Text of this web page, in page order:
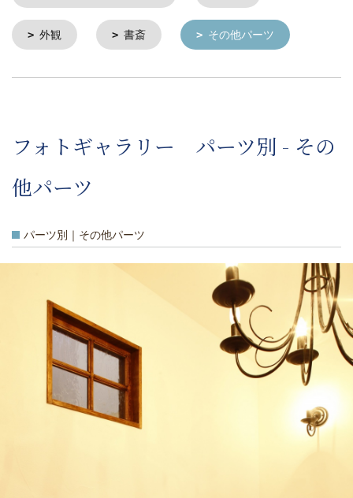
外観 書斎 その他パーツ
フォトギャラリー パーツ別 - その
他パーツ
パーツ別｜その他パーツ